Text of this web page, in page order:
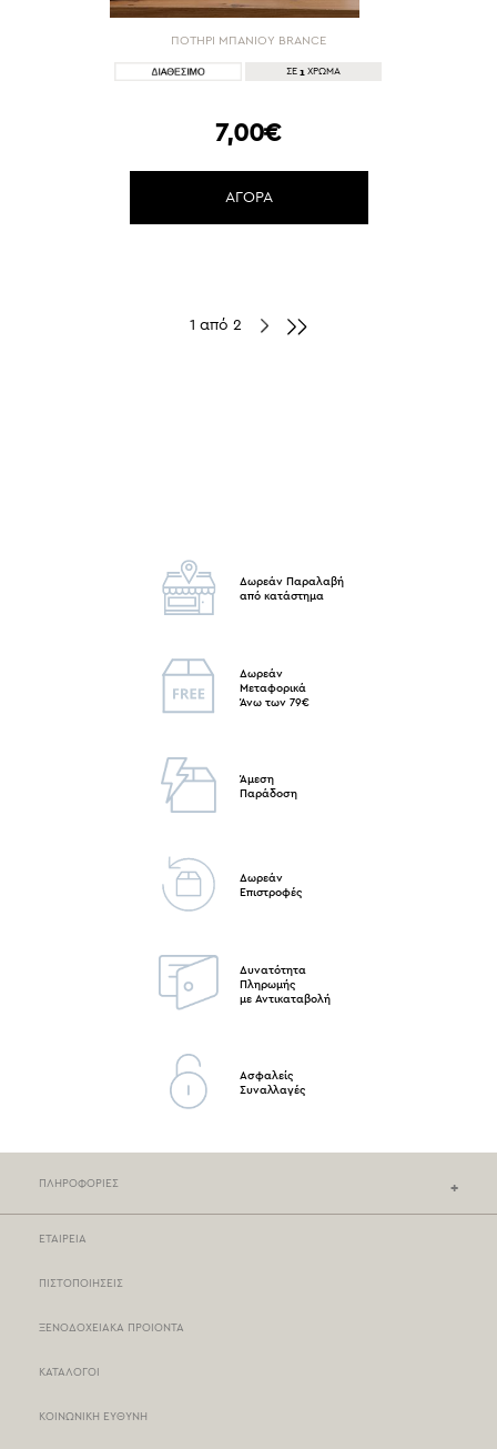
ΠΟΤΗΡΙ ΜΠΑΝΙΟΥ BRANCE
ΣΕ 1 ΧΡΩΜΑ
7,00€
ΑΓΟΡΑ
1 από 2
Δωρεάν Παραλαβή
από κατάστημα
Δωρεάν
Μεταφορικά
Άνω των 79€
Άμεση
Παράδοση
Δωρεάν
Επιστροφές
Δυνατότητα
Πληρωμής
με Αντικαταβολή
Ασφαλείς
Συναλλαγές
ΠΛΗΡΟΦΟΡΙΕΣ
ΕΤΑΙΡΕΙΑ
ΠΙΣΤΟΠΟΙΗΣΕΙΣ
ΞΕΝΟΔΟΧΕΙΑΚΑ ΠΡΟΙΟΝΤΑ
ΚΑΤΑΛΟΓΟΙ
ΚΟΙΝΩΝΙΚΗ ΕΥΘΥΝΗ